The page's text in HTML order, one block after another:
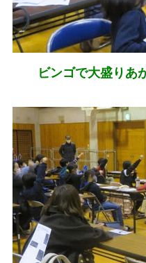
ビンゴで大盛りあ